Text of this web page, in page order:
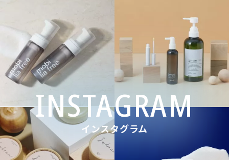
インスタグラム